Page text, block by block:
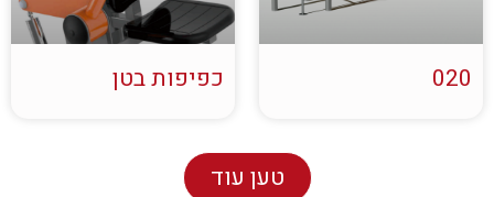
020 כפיפות בטן
טען עוד